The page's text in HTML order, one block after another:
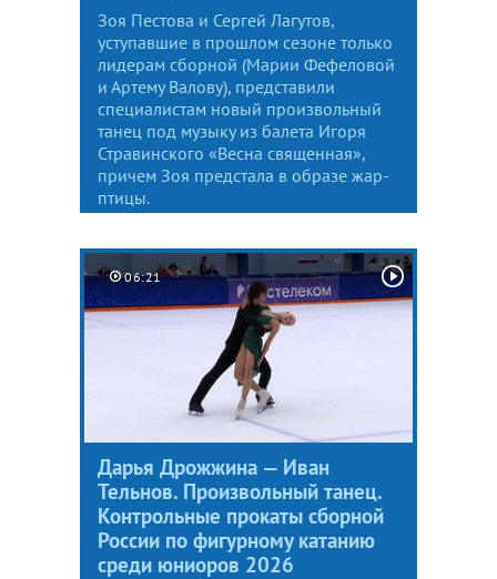
Зоя Пестова и Сергей Лагутов,
уступавшие в прошлом сезоне только
лидерам сборной (Марии Фефеловой
и Артему Валову), представили
специалистам новый произвольный
танец под музыку из балета Игоря
Стравинского «Весна священная»,
причем Зоя предстала в образе жар-
птицы.
06:21
Дарья Дрожжина — Иван
Тельнов. Произвольный танец.
Контрольные прокаты сборной
России по фигурному катанию
среди юниоров 2026